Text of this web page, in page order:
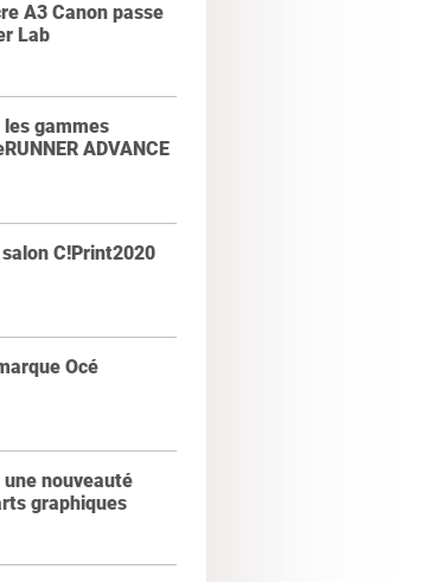
A3 Canon passe
Lab
les gammes
ADVANCE
C!Print2020
Océ
une nouveauté
graphiques